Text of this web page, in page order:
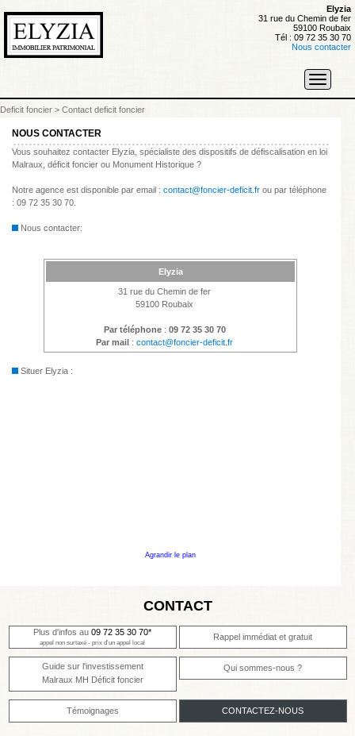
Elyzia
31 rue du Chemin de fer
59100 Roubaix
Tél : 09 72 35 30 70
Nous contacter
Toggle
Deficit foncier > Contact deficit foncier
NOUS CONTACTER
Vous souhaitez contacter Elyzia, spécialiste des dispositifs de défiscalisation en loi
Malraux, déficit foncier ou Monument Historique ?
Notre agence est disponible par email : contact@foncier-deficit.fr ou par téléphone
: 09 72 35 30 70.
Nous contacter:
Elyzia
31 rue du Chemin de fer
59100 Roubaix
Par téléphone: 09 72 35 30 70
Par mail :contact@foncier-deficit.fr
Situer Elyzia :
Agrandir le plan
CONTACT
Plus d'infos au 09 72 35 30 70*
appel non surtaxé - prix d'un appel local
Rappel immédiat et gratuit
Guide sur l'investissement
Malraux MH Déficit foncier
Qui sommes-nous ?
Témoignages CONTACTEZ-NOUS